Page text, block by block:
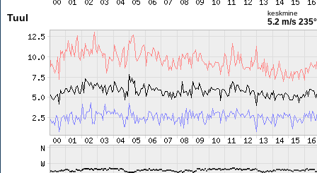
Tuul keskmine
5.2 m/s 235°